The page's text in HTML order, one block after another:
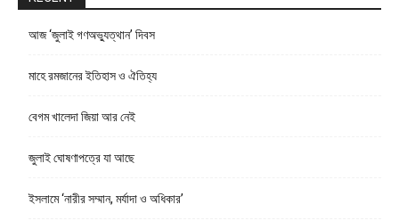
আজ ‘জুলাই গণঅভ্যুত্থান’ দিবস
মাহে রমজানের ইতিহাস ও ঐতিহ্য
বেগম খালেদা জিয়া আর নেই
জুলাই ঘোষণাপত্রে যা আছে
ইসলামে ‘নারীর সম্মান, মর্যাদা ও অধিকার’